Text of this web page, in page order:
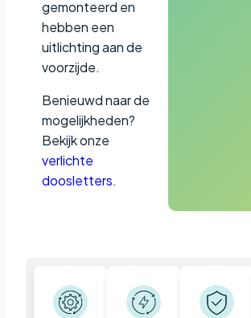
gemonteerd en
hebben een
uitlichting aan de
voorzijde.
Benieuwd naar de
mogelijkheden?
Bekijk onze
verlichte
doosletters.